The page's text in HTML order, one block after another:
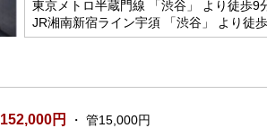
東京メトロ半蔵門線 「渋谷」 より徒歩9
JR湘南新宿ライン宇須 「渋谷」 より徒
152,000円
・ 管15,000円